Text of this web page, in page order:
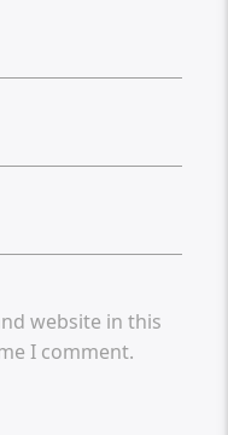
website in this
I comment.